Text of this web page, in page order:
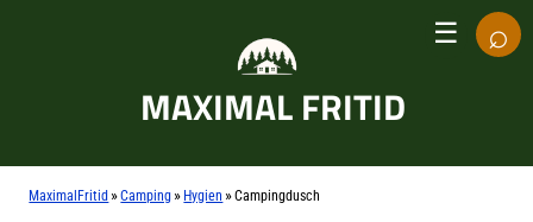
MAXIMAL FRITID
☰ ⌕
MaximalFritid »Camping » Hygien »Campingdusch